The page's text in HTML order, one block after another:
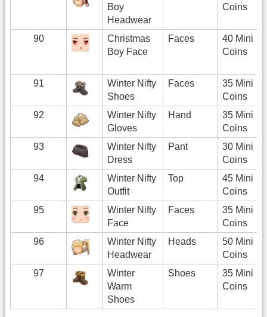
Boy
Headwear
Coins
90
Christmas
Boy Face
Faces
40 Mini
Coins
91
Winter Nifty
Shoes
Faces
35 Mini
Coins
92
Winter Nifty
Gloves
Hand
35 Mini
Coins
93
Winter Nifty
Dress
Pant
30 Mini
Coins
94
Winter Nifty
Outfit
Top
45 Mini
Coins
95
Winter Nifty
Face
Faces
35 Mini
Coins
96
Winter Nifty
Headwear
Heads
50 Mini
Coins
97
Winter
Warm
Shoes
Shoes
35 Mini
Coins